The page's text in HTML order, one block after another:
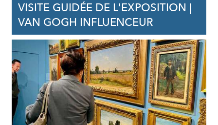
VISITE GUIDÉE DE L'EXPOSITION |
VAN GOGH INFLUENCEUR